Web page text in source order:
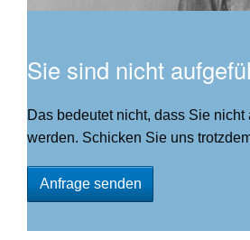
Sie sind nicht
Das bedeutet nicht, dass Sie nicht
werden. Schicken Sie uns
Anfrage senden